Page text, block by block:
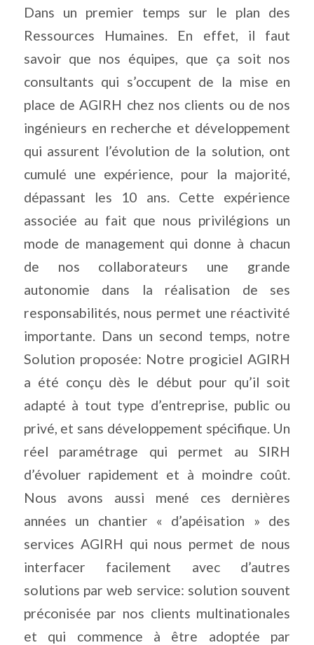
Dans un premier temps sur le plan des
Ressources Humaines. En effet, il faut
savoir que nos équipes, que ça soit nos
consultants qui s’occupent de la mise en
place de AGIRH chez nos clients ou de nos
ingénieurs en recherche et développement
qui assurent l’évolution de la solution, ont
cumulé une expérience, pour la majorité,
dépassant les 10 ans. Cette expérience
associée au fait que nous privilégions un
mode de management qui donne à chacun
de nos collaborateurs une grande
autonomie dans la réalisation de ses
responsabilités, nous permet une réactivité
importante. Dans un second temps, notre
Solution proposée: Notre progiciel AGIRH
a été conçu dès le début pour qu’il soit
adapté à tout type d’entreprise, public ou
privé, et sans développement spécifique. Un
réel paramétrage qui permet au SIRH
d’évoluer rapidement et à moindre coût.
Nous avons aussi mené ces dernières
années un chantier « d’apéisation » des
services AGIRH qui nous permet de nous
interfacer facilement avec d’autres
solutions par web service: solution souvent
préconisée par nos clients multinationales
et qui commence à être adoptée par